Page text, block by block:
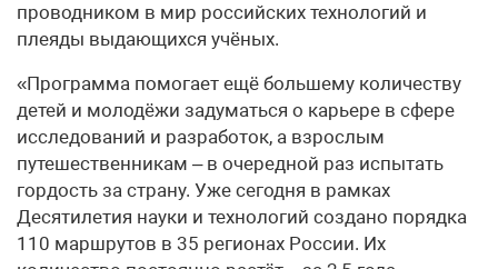
проводником в мир российских технологий и
плеяды выдающихся учёных.
«Программа помогает ещё большему количеству
детей и молодёжи задуматься о карьере в сфере
исследований и разработок, а взрослым
путешественникам – в очередной раз испытать
гордость за страну. Уже сегодня в рамках
Десятилетия науки и технологий создано порядка
110 маршрутов в 35 регионах России. Их